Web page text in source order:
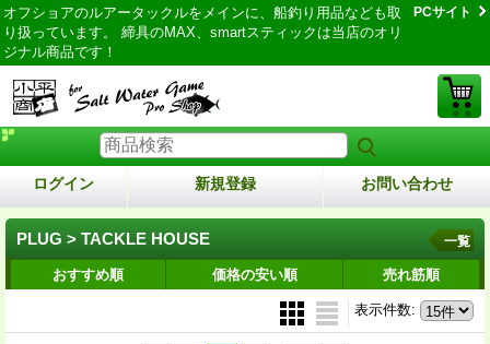
オフショアのルアータックルをメインに、船釣り用品なども取
り扱っています。 締具のMAX、smartスティックは当店のオリ
ジナル商品です！
PCサイト
ログイン 新規登録 お問い合わせ
PLUG > TACKLE HOUSE 一覧
おすすめ順 価格の安い順 売れ筋順
表示件数: